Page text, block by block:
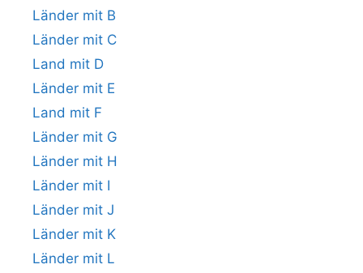
Länder mit B
Länder mit C
Land mit D
Länder mit E
Land mit F
Länder mit G
Länder mit H
Länder mit I
Länder mit J
Länder mit K
Länder mit L